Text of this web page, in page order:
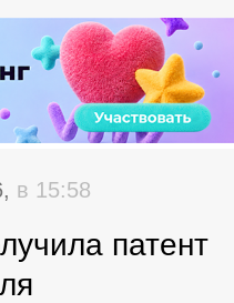
в 15:58
патент